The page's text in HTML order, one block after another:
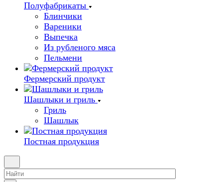
Полуфабрикаты
Блинчики
Вареники
Выпечка
Из рубленого мяса
Пельмени
Фермерский продукт
Шашлыки и гриль
Гриль
Шашлык
Постная продукция